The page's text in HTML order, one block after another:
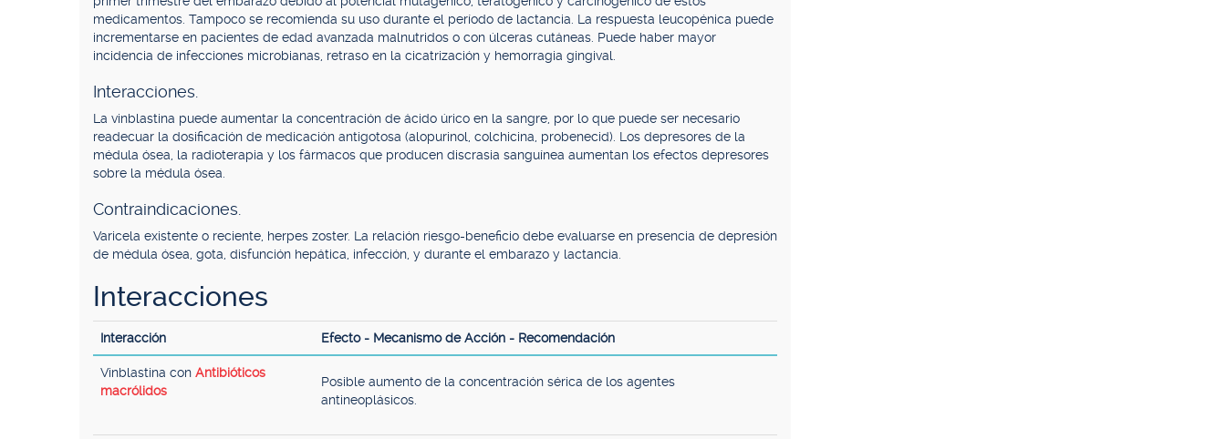
medicamentos. Tampoco se recomienda su uso durante el período de lactancia. La respuesta leucopénica puede
incrementarse en pacientes de edad avanzada malnutridos o con úlceras cutáneas. Puede haber mayor
incidencia de infecciones microbianas, retraso en la cicatrización y hemorragia gingival.
Interacciones.
La vinblastina puede aumentar la concentración de ácido úrico en la sangre, por lo que puede ser necesario
readecuar la dosificación de medicación antigotosa (alopurinol, colchicina, probenecid). Los depresores de la
médula ósea, la radioterapia y los fármacos que producen discrasia sanguínea aumentan los efectos depresores
sobre la médula ósea.
Contraindicaciones.
Varicela existente o reciente, herpes zoster. La relación riesgo-beneficio debe evaluarse en presencia de depresión
de médula ósea, gota, disfunción hepática, infección, y durante el embarazo y lactancia.
Interacciones
Interacción Efecto - Mecanismo de Acción - Recomendación
Vinblastina con Antibióticos
macrólidos
Posible aumento de la concentración sérica de los agentes
antineoplásicos.